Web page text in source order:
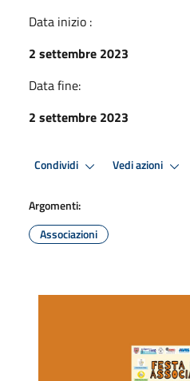
Data inizio :
2 settembre 2023
Data fine:
2 settembre 2023
Condividi Vedi azioni
Argomenti:
Associazioni